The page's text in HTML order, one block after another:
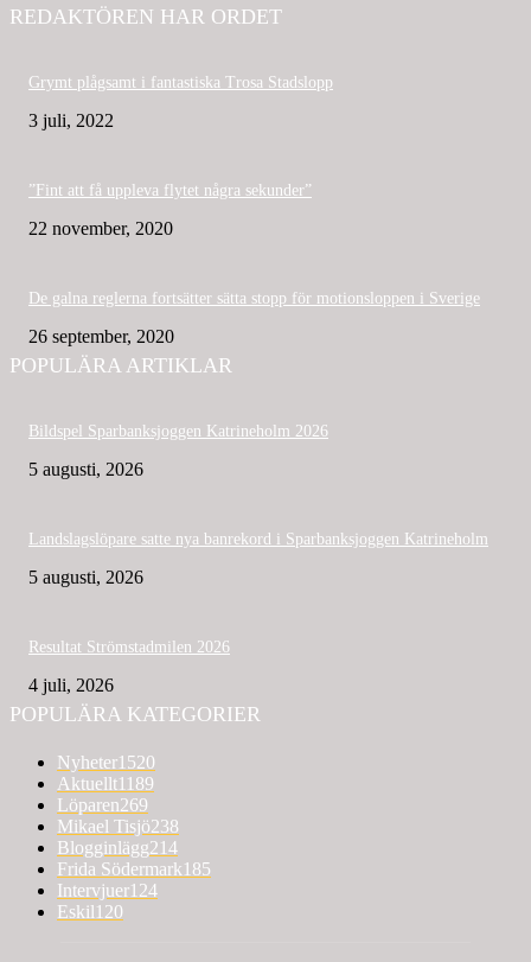
REDAKTÖREN HAR ORDET
Grymt plågsamt i fantastiska Trosa Stadslopp
3 juli, 2022
”Fint att få uppleva flytet några sekunder”
22 november, 2020
De galna reglerna fortsätter sätta stopp för motionsloppen i Sverige
26 september, 2020
POPULÄRA ARTIKLAR
Bildspel Sparbanksjoggen Katrineholm 2026
5 augusti, 2026
Landslagslöpare satte nya banrekord i Sparbanksjoggen Katrineholm
5 augusti, 2026
Resultat Strömstadmilen 2026
4 juli, 2026
POPULÄRA KATEGORIER
Nyheter1520
Aktuellt1189
Löparen269
Mikael Tisjö238
Blogginlägg214
Frida Södermark185
Intervjuer124
Eskil120